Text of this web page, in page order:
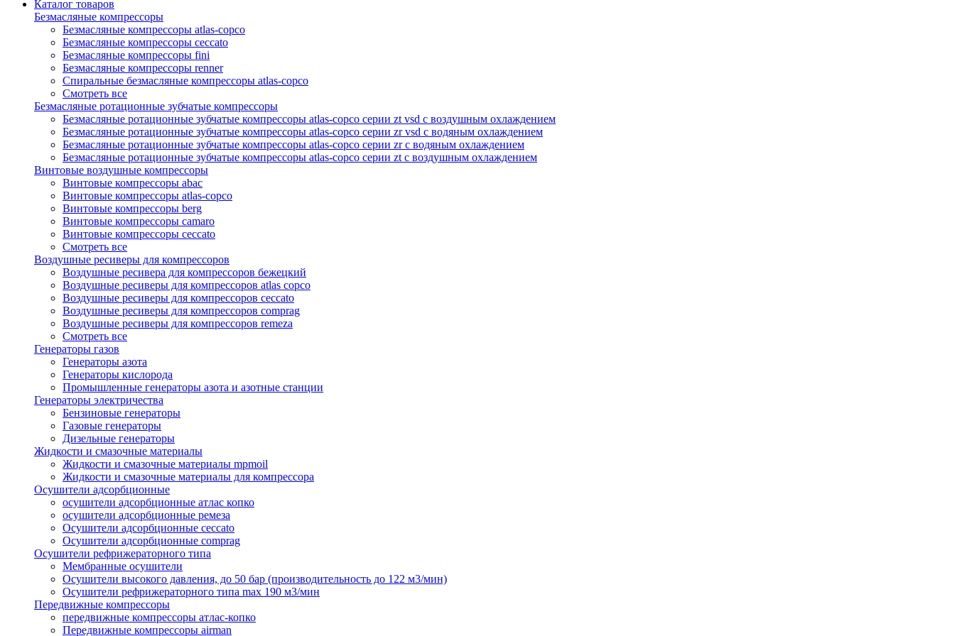
Каталог товаров
Безмасляные компрессоры
Безмасляные компрессоры atlas-copco
Безмасляные компрессоры ceccato
Безмасляные компрессоры fini
Безмасляные компрессоры renner
Спиральные безмасляные компрессоры atlas-copco
Смотреть все
Безмасляные ротационные зубчатые компрессоры
Безмасляные ротационные зубчатые компрессоры atlas-copco серии zt vsd с воздушным охлаждением
Безмасляные ротационные зубчатые компрессоры atlas-copco серии zr vsd с водяным охлаждением
Безмасляные ротационные зубчатые компрессоры atlas-copco серии zr с водяным охлаждением
Безмасляные ротационные зубчатые компрессоры atlas-copco серии zt с воздушным охлаждением
Винтовые воздушные компрессоры
Винтовые компрессоры abac
Винтовые компрессоры atlas-copco
Винтовые компрессоры berg
Винтовые компрессоры camaro
Винтовые компрессоры ceccato
Смотреть все
Воздушные ресиверы для компрессоров
Воздушные ресивера для компрессоров бежецкий
Воздушные ресиверы для компрессоров atlas copco
Воздушные ресиверы для компрессоров ceccato
Воздушные ресиверы для компрессоров comprag
Воздушные ресиверы для компрессоров remeza
Смотреть все
Генераторы газов
Генераторы азота
Генераторы кислорода
Промышленные генераторы азота и азотные станции
Генераторы электричества
Бензиновые генераторы
Газовые генераторы
Дизельные генераторы
Жидкости и смазочные материалы
Жидкости и смазочные материалы mpmoil
Жидкости и смазочные материалы для компрессора
Осушители адсорбционные
осушители адсорбционные атлас копко
осушители адсорбционные ремеза
Осушители адсорбционные ceccato
Осушители адсорбционные comprag
Осушители рефрижераторного типа
Мембранные осушители
Осушители высокого давления, до 50 бар (производительность до 122 м3/мин)
Осушители рефрижераторного типа max 190 м3/мин
Передвижные компрессоры
передвижные компрессоры атлас-копко
Передвижные компрессоры airman